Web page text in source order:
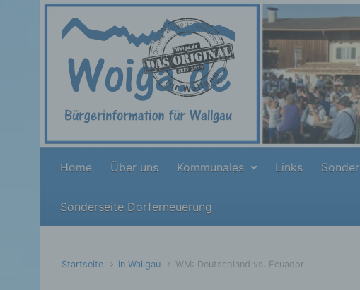
Zum Hauptinhalt springen
Home Über uns Kommunales Links
Sonderseite Dorferneuerung
Startseite in Wallgau WM: Deutschland vs. Ecuador